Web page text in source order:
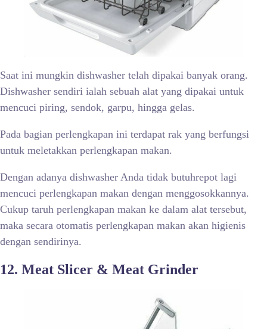
Saat ini mungkin dishwasher telah dipakai banyak orang.
Dishwasher sendiri ialah sebuah alat yang dipakai untuk
mencuci piring, sendok, garpu, hingga gelas.
Pada bagian perlengkapan ini terdapat rak yang berfungsi
untuk meletakkan perlengkapan makan.
Dengan adanya dishwasher Anda tidak butuhrepot lagi
mencuci perlengkapan makan dengan menggosokkannya.
Cukup taruh perlengkapan makan ke dalam alat tersebut,
maka secara otomatis perlengkapan makan akan higienis
dengan sendirinya.
12. Meat Slicer & Meat Grinder